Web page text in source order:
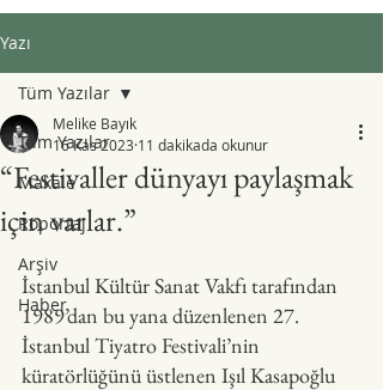
Yazı
Tüm Yazılar
Makale
Röportaj
Arşiv
Haber
Tüm Yazılar
“Festivaller dünyayı paylaşmak
için varlar.”
Melike Bayık
16 Kas 2023 11 dakikada okunur
İstanbul Kültür Sanat Vakfı tarafından
1989’dan bu yana düzenlenen 27.
İstanbul Tiyatro Festivali’nin
küratörlüğünü üstlenen Işıl Kasapoğlu